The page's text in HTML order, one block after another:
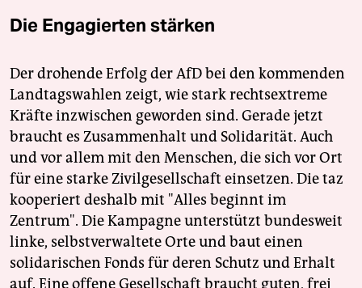
Die Engagierten stärken
Der drohende Erfolg der AfD bei den kommenden
Landtagswahlen zeigt, wie stark rechtsextreme
Kräfte inzwischen geworden sind. Gerade jetzt
braucht es Zusammenhalt und Solidarität. Auch
und vor allem mit den Menschen, die sich vor Ort
für eine starke Zivilgesellschaft einsetzen. Die taz
kooperiert deshalb mit "Alles beginnt im
Zentrum". Die Kampagne unterstützt bundesweit
linke, selbstverwaltete Orte und baut einen
solidarischen Fonds für deren Schutz und Erhalt
auf. Eine offene Gesellschaft braucht guten, frei